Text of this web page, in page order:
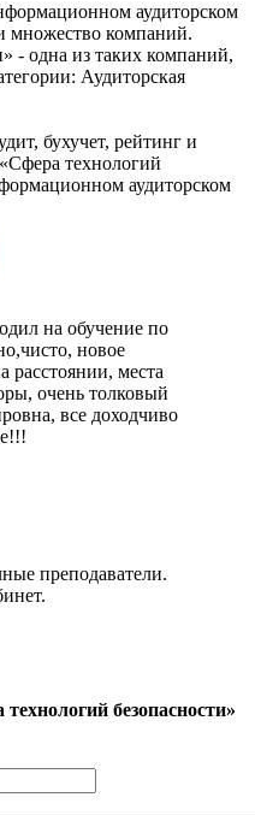
аудиторском
множество компаний.
- одна из таких компаний,
Аудиторская
бухучет, рейтинг и
технологий
аудиторском
на обучение по
новое
расстоянии, места
очень толковый
все доходчиво
преподаватели.
безопасности»